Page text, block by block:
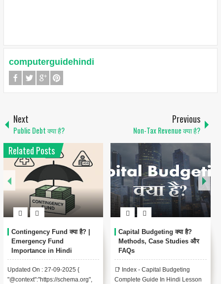
computerguidehindi
Next
Public Debt क्या है?
Previous
Non-Tax Revenue क्या है?
Related Posts
Contingency Fund क्या है? |
Emergency Fund
Importance in Hindi
Updated On : 27-09-2025 {
"@context":"https://schema.org",
Capital Budgeting क्या है?
Methods, Case Studies और
FAQs
📑 Index - Capital Budgeting
Complete Guide In Hindi Lesson